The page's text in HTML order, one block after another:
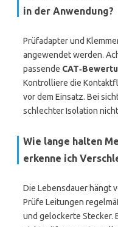
in der Anwendung?
Prüfadapter und
angewendet werden.
passende
Kontrolliere die
vor dem Einsatz. Bei
schlechter Isolation
Wie lange halten
erkenne ich
Die Lebensdauer hängt
Prüfe Leitungen
und gelockerte Stecker.